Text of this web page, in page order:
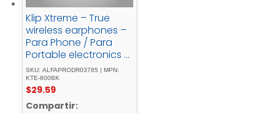
Klip Xtreme – True
wireless earphones –
Para Phone / Para
Portable electronics /
Para Tablet -
Wireless15Hrs - Display
- Black
SKU: ALFAPRODR03785 | MPN:
KTE-800BK
$29.59
Compartir: